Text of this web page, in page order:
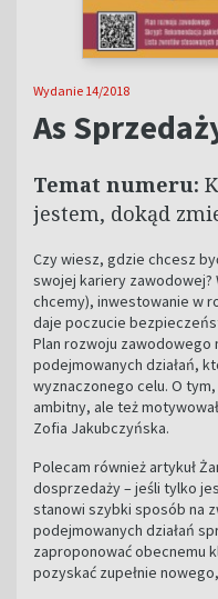
Wydanie 14/2018
As
Temat numeru:
jestem, dokąd
Czy wiesz, gdzie chcesz
swojej kariery zawodowej?
chcemy), inwestowanie w
daje poczucie
Plan rozwoju
podejmowanych działań,
wyznaczonego celu. O
ambitny, ale też
Zofia Jakubczyńska.
Polecam również artykuł
dosprzedaży – jeśli tylko
stanowi szybki sposób na
podejmowanych działań
zaproponować obecnemu
pozyskać zupełnie